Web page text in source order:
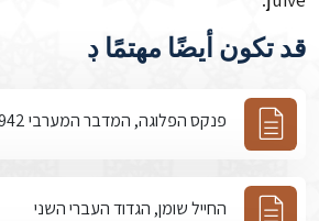
قد تكون أيضًا مهتمًا ڊ
פנקס הפלוגה, המדבר המערבי 1942 (?)
החייל שומן, הגדוד העברי השני